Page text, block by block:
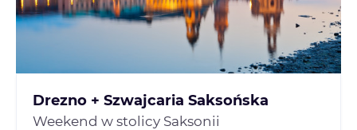
Drezno + Szwajcaria Saksońska
Weekend w stolicy Saksonii